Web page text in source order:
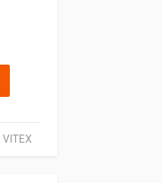
VITEX